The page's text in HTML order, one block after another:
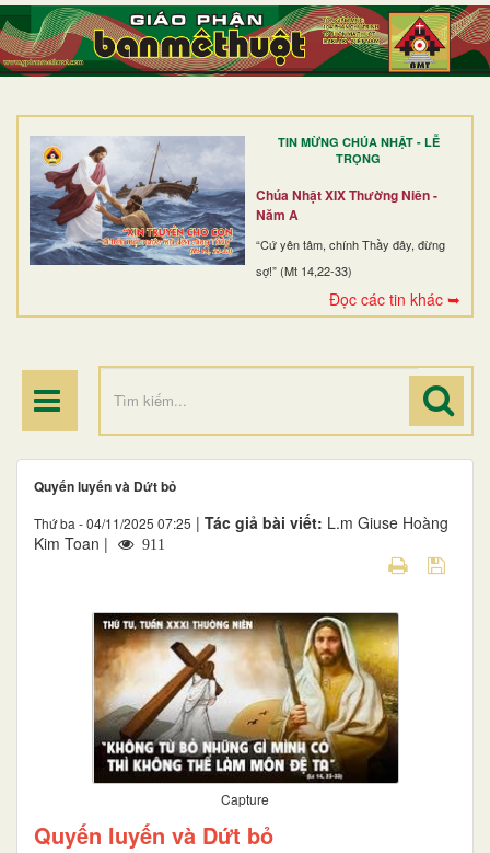
TIN MỪNG CHÚA NHẬT - LỄ
TRỌNG
Chúa Nhật XIX Thường Niên -
Năm A
“Cứ yên tâm, chính Thầy đây, đừng
sợ!” (Mt 14,22-33)
Đọc các tin khác ➥
TRANG NHẤT
GIỚI THIỆU
DÒNG TU
BAN MỤC VỤ
ĐOÀN THỂ CG
ĐIỂM HÀNH HƯƠNG
Quyến luyến và Dứt bỏ
Thứ ba - 04/11/2025 07:25 | Tác giả bài viết: L.m Giuse Hoàng
Kim Toan |
911
Capture
Quyến luyến và Dứt bỏ